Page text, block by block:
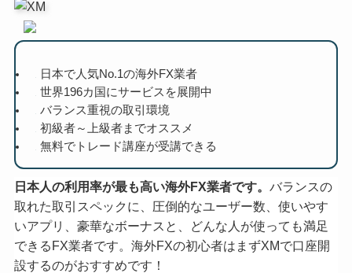
日本で人気No.1の海外FX業者
世界196カ国にサービスを展開中
バランス重視の取引環境
初級者～上級者までオススメ
無料でトレード講座が受講できる
日本人の利用率が最も高い海外FX業者です。 バランスの
取れた取引スペックに、圧倒的なユーザー数、使いやす
いアプリ、豪華なボーナスと、どんな人が使っても満足
できるFX業者です。海外FXの初心者はまずXMで口座開
設するのがおすすめです！